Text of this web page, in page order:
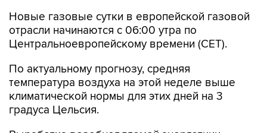
Новые газовые сутки в европейской газовой
отрасли начинаются c 06:00 утра по
Центральноевропейскому времени (CET).
По актуальному прогнозу, средняя
температура воздуха на этой неделе выше
климатической нормы для этих дней на 3
градуса Цельсия.